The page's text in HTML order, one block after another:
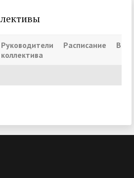
Руководители
коллектива
Расписание